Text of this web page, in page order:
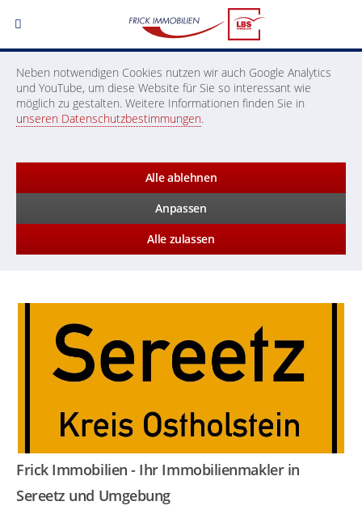
Neben notwendigen Cookies nutzen wir auch Google Analytics
und YouTube, um diese Website für Sie so interessant wie
möglich zu gestalten. Weitere Informationen finden Sie in
unseren Datenschutzbestimmungen.
Alle ablehnen
Anpassen
Alle zulassen
Frick Immobilien - Ihr Immobilienmakler in
Sereetz und Umgebung